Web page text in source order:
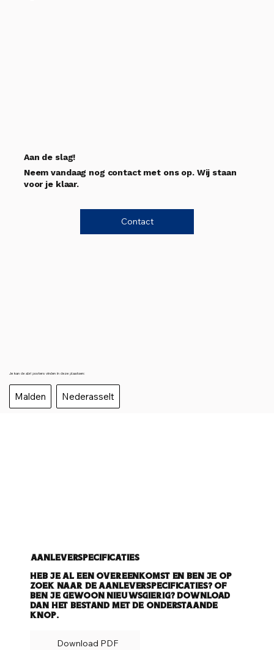
Je kan de abri posters vinden in deze plaatsen:
Malden Nederasselt
Aan de slag!
Neem vandaag nog contact met ons op. Wij staan
voor je klaar.
Contact
Aanleverspecificaties
Heb je al een overeenkomst en ben je op
zoek naar de aanleverspecificaties? Of
ben je gewoon nieuwsgierig? Download
dan het bestand met de onderstaande
knop.
Download PDF